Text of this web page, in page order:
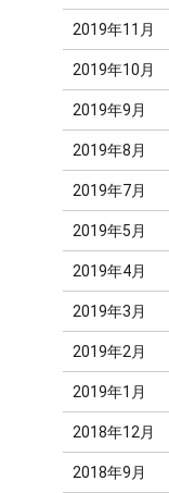
2019年11月
2019年10月
2019年9月
2019年8月
2019年7月
2019年5月
2019年4月
2019年3月
2019年2月
2019年1月
2018年12月
2018年9月